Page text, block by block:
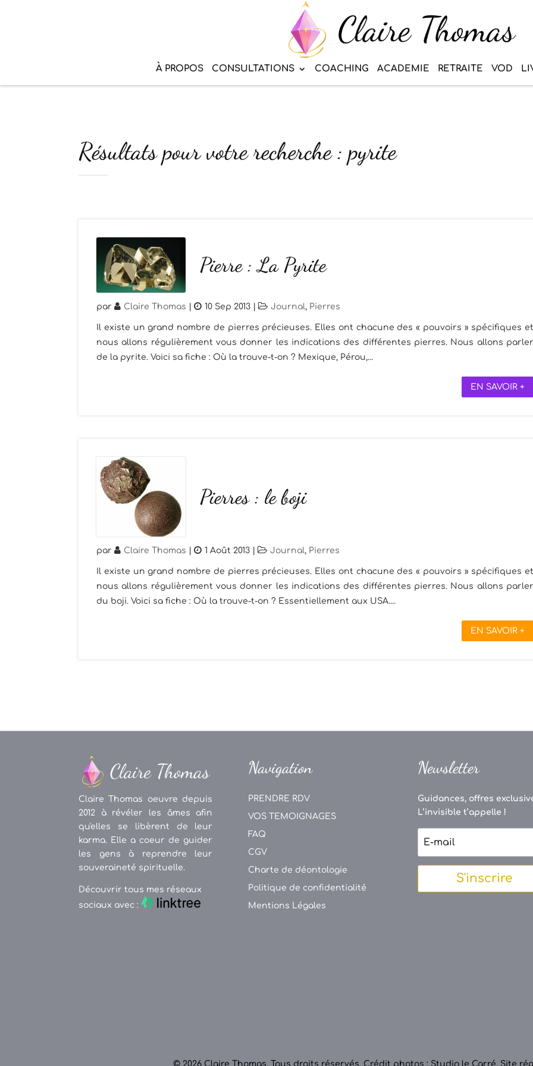
À PROPOS CONSULTATIONS COACHING ACADEMIE RETRAITE VOD
Résultats pour votre recherche : pyrite
Pierre : La Pyrite
par Claire Thomas 10 Sep 2013 Journal, Pierres
Il existe un grand nombre de pierres précieuses. Elles ont chacune des « pouvoirs » spécifiques et
nous allons régulièrement vous donner les indications des différentes pierres. Nous allons parler
de la pyrite. Voici sa fiche : Où la trouve-t-on ? Mexique, Pérou,...
EN SAVOIR +
Pierres : le boji
par Claire Thomas 1 Août 2013 Journal, Pierres
Il existe un grand nombre de pierres précieuses. Elles ont chacune des « pouvoirs » spécifiques et
nous allons régulièrement vous donner les indications des différentes pierres. Nous allons parler
du boji. Voici sa fiche : Où la trouve-t-on ? Essentiellement aux USA....
EN SAVOIR +
Claire Thomas oeuvre depuis
2012 à révéler les âmes afin
qu'elles se libèrent de leur
karma. Elle a coeur de guider
les gens à reprendre leur
souveraineté spirituelle.
Découvrir tous mes réseaux
sociaux avec :
Navigation
PRENDRE RDV
VOS TEMOIGNAGES
FAQ
CGV
Charte de déontologie
Politique de confidentialité
Mentions Légales
Newsletter
Guidances, offres
L’invisible t’appelle !
S'inscrire
© 2026 Claire Thomas. Tous droits réservés. Crédit photos : Studio le Carré. Site